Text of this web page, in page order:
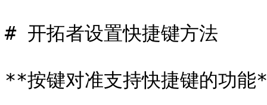
# 开拓者设置快捷键方法
**按键对准支持快捷键的功